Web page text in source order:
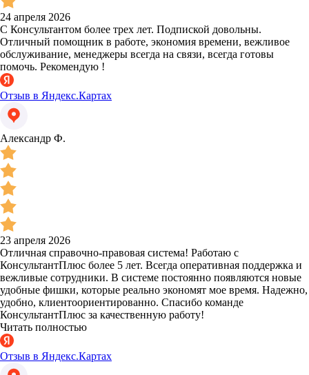
24 апреля 2026
С Консультантом более трех лет. Подпиской довольны.
Отличный помощник в работе, экономия времени, вежливое
обслуживание, менеджеры всегда на связи, всегда готовы
помочь. Рекомендую !
Отзыв в Яндекс.Картах
Александр Ф.
23 апреля 2026
Отличная справочно-правовая система! Работаю с
КонсультантПлюс более 5 лет. Всегда оперативная поддержка и
вежливые сотрудники. В системе постоянно появляются новые
удобные фишки, которые реально экономят мое время. Надежно,
удобно, клиентоориентированно. Спасибо команде
КонсультантПлюс за качественную работу!
Читать полностью
Отзыв в Яндекс.Картах